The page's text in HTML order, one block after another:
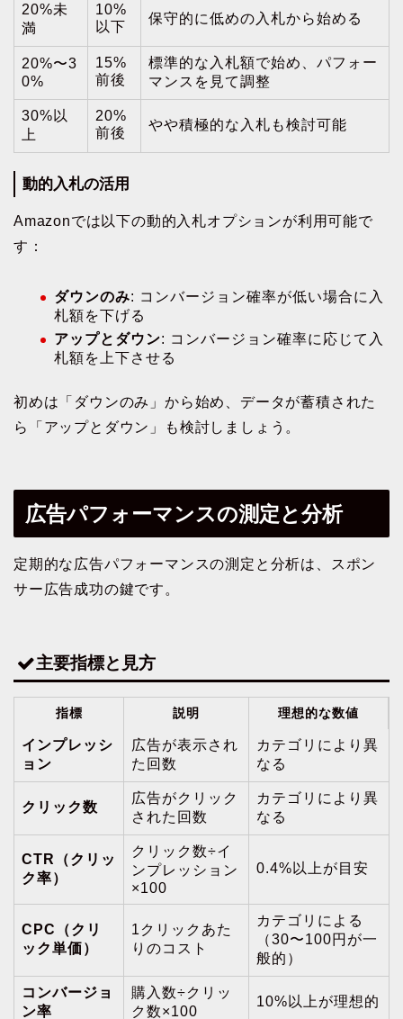
20%未
満
10%
以下
保守的に低めの入札から始める
20%〜3
0%
15%
前後
標準的な入札額で始め、パフォー
マンスを見て調整
30%以
上
20%
前後
やや積極的な入札も検討可能
動的入札の活用
Amazonでは以下の動的入札オプションが利用可能で
す：
ダウンのみ: コンバージョン確率が低い場合に入
札額を下げる
アップとダウン: コンバージョン確率に応じて入
札額を上下させる
初めは「ダウンのみ」から始め、データが蓄積された
ら「アップとダウン」も検討しましょう。
広告パフォーマンスの測定と分析
定期的な広告パフォーマンスの測定と分析は、スポン
サー広告成功の鍵です。
主要指標と見方
指標 説明 理想的な数値
インプレッシ
ョン
広告が表示され
た回数
カテゴリにより異
なる
クリック数
広告がクリック
された回数
カテゴリにより異
なる
CTR（クリッ
ク率）
クリック数÷イ
ンプレッション
×100
0.4%以上が目安
CPC（クリ
ック単価）
1クリックあた
りのコスト
カテゴリによる
（30〜100円が一
般的）
コンバージョ
ン率
購入数÷クリッ
ク数×100
10%以上が理想的